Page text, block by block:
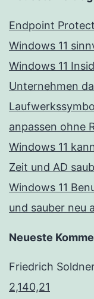
Endpoint
Windows 11
Windows 11
Unternehmen
anpassen ohne
Windows 11
Zeit und AD
Windows 11
und sauber neu
Neueste
Friedrich
2,140,21